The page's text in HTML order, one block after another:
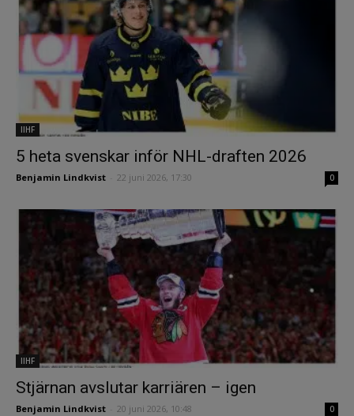
IIHF
5 heta svenskar inför NHL-draften 2026
Benjamin Lindkvist 22 juni 2026, 17:30 0
IIHF
Stjärnan avslutar karriären – igen
Benjamin Lindkvist 20 juni 2026, 10:48 0